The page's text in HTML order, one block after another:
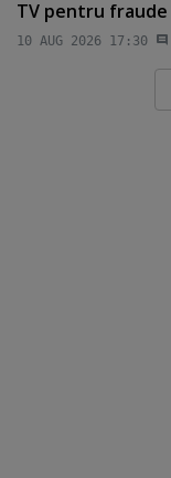
TV pentru
10 AUG 2026 17:30